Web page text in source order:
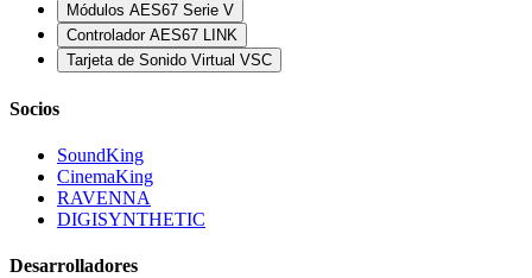
Módulos AES67 Serie V
Controlador AES67 LINK
Tarjeta de Sonido Virtual VSC
Socios
SoundKing
CinemaKing
RAVENNA
DIGISYNTHETIC
Desarrolladores